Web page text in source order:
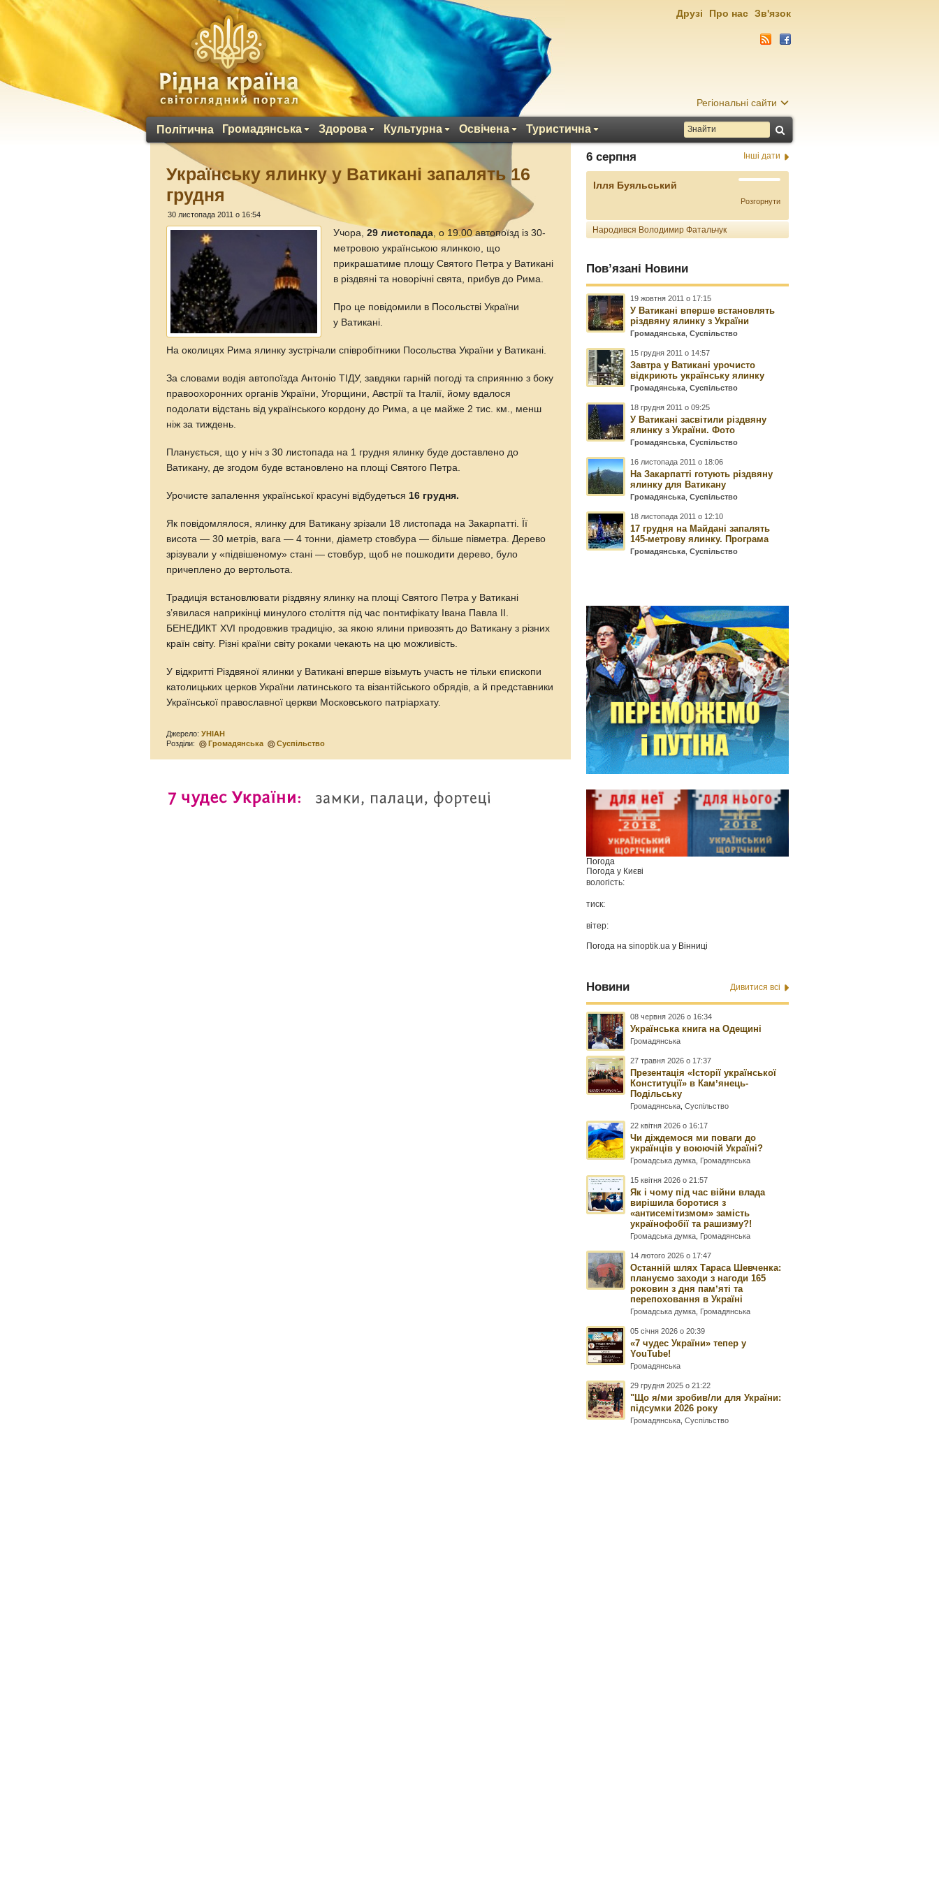
Регіональні сайти
Політична Громадянська Здорова Культурна Освічена Туристична
Друзі Про нас Зв'язок
Українську ялинку у Ватикані запалять 16
грудня
30 листопада 2011 о 16:54
Учора,29 листопада, о 19.00 автопоїзд із 30-
метровою українською ялинкою, що
прикрашатиме площу Святого Петра у Ватикані
в різдвяні та новорічні свята, прибув до Рима.
Про це повідомили в Посольстві України
у Ватикані.
На околицях Рима ялинку зустрічали співробітники Посольства України у Ватикані.
За словами водія автопоїзда Антоніо ТІДУ, завдяки гарній погоді та сприянню з боку
правоохоронних органів України, Угорщини, Австрії та Італії, йому вдалося
подолати відстань від українського кордону до Рима, а це майже 2 тис. км., менш
ніж за тиждень.
Планується, що у ніч з 30 листопада на 1 грудня ялинку буде доставлено до
Ватикану, де згодом буде встановлено на площі Святого Петра.
Урочисте запалення української красуні відбудеться 16 грудня.
Як повідомлялося, ялинку для Ватикану зрізали 18 листопада на Закарпатті. Її
висота — 30 метрів, вага — 4 тонни, діаметр стовбура — більше півметра. Дерево
зрізували у «підвішеному» стані — стовбур, щоб не пошкодити дерево, було
причеплено до вертольота.
Традиція встановлювати різдвяну ялинку на площі Святого Петра у Ватикані
з’явилася наприкінці минулого століття під час понтифікату Івана Павла II.
БЕНЕДИКТ XVI продовжив традицію, за якою ялини привозять до Ватикану з різних
країн світу. Різні країни світу роками чекають на цю можливість.
У відкритті Різдвяної ялинки у Ватикані вперше візьмуть участь не тільки єпископи
католицьких церков України латинського та візантійського обрядів, а й представники
Української православної церкви Московського патріархату.
Джерело:УНІАН
Розділи:
Громадянська Суспільство
6 серпня Інші дати
Ілля Буяльський
Розгорнути
Народився Володимир Фатальчук
Пов’язані Новини
19 жовтня 2011 о 17:15
У Ватикані вперше встановлять
різдвяну ялинку з України
Громадянська ,Суспільство
15 грудня 2011 о 14:57
Завтра у Ватикані урочисто
відкриють українську ялинку
Громадянська ,Суспільство
18 грудня 2011 о 09:25
У Ватикані засвітили різдвяну
ялинку з України. Фото
Громадянська ,Суспільство
16 листопада 2011 о 18:06
На Закарпатті готують різдвяну
ялинку для Ватикану
Громадянська ,Суспільство
18 листопада 2011 о 12:10
17 грудня на Майдані запалять
145-метрову ялинку. Програма
Громадянська ,Суспільство
Погода
Погода у Києві
вологість:
тиск:
вітер:
Погода наsinoptik.ua у Вінниці
Новини Дивитися всі
08 червня 2026 о 16:34
Українська книга на Одещині
Громадянська
27 травня 2026 о 17:37
Презентація «Історії української
Конституції» в Камʼянець-
Подільську
Громадянська ,Суспільство
22 квітня 2026 о 16:17
Чи діждемося ми поваги до
українців у воюючій Україні?
Громадська думка Громадянська
15 квітня 2026 о 21:57
Як і чому під час війни влада
вирішила боротися з
«антисемітизмом» замість
українофобії та рашизму?!
Громадська думка Громадянська
14 лютого 2026 о 17:47
Останній шлях Тараса Шевченка:
плануємо заходи з нагоди 165
роковин з дня памʼяті та
перепоховання в Україні
Громадська думка Громадянська
05 січня 2026 о 20:39
«7 чудес України» тепер у
YouTube!
Громадянська
29 грудня 2025 о 21:22
"Що я/ми зробив/ли для України:
підсумки 2026 року
Громадянська ,Суспільство